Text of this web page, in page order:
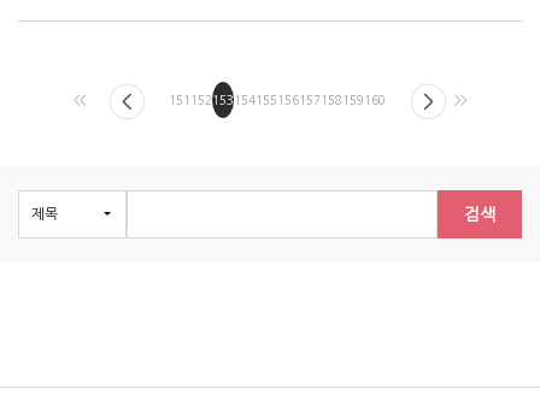
<< 151 152153154155 156157 158 159 160 >>
검색